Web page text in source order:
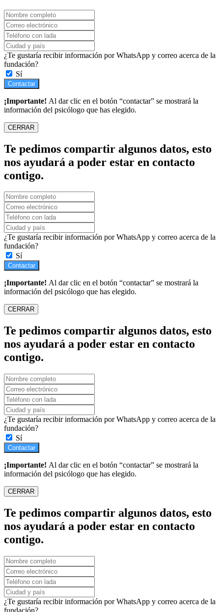
¿Te gustaría recibir información por WhatsApp y correo acerca de la
fundación?
Sí
Contactar
¡Importante! Al dar clic en el botón “contactar” se mostrará la
información del psicólogo que has elegido.
CERRAR
Te pedimos compartir algunos datos, esto
nos ayudará a poder estar en contacto
contigo.
¿Te gustaría recibir información por WhatsApp y correo acerca de la
fundación?
Sí
Contactar
¡Importante! Al dar clic en el botón “contactar” se mostrará la
información del psicólogo que has elegido.
CERRAR
Te pedimos compartir algunos datos, esto
nos ayudará a poder estar en contacto
contigo.
¿Te gustaría recibir información por WhatsApp y correo acerca de la
fundación?
Sí
Contactar
¡Importante! Al dar clic en el botón “contactar” se mostrará la
información del psicólogo que has elegido.
CERRAR
Te pedimos compartir algunos datos, esto
nos ayudará a poder estar en contacto
contigo.
¿Te gustaría recibir información por WhatsApp y correo acerca de la
fundación?